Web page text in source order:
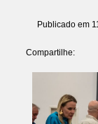
Publicado em
Compartilhe: